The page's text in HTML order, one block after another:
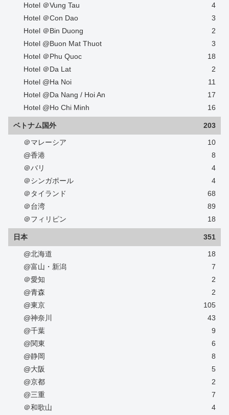
Hotel ＠Vung Tau
4
Hotel ＠Con Dao
3
Hotel ＠Bin Duong
2
Hotel @Buon Mat Thuot
3
Hotel ＠Phu Quoc
18
Hotel ＠Da Lat
2
Hotel @Ha Noi
11
Hotel @Da Nang / Hoi An
17
Hotel @Ho Chi Minh
16
ベトナム国外 203
＠マレーシア
10
@香港
8
＠バリ
4
＠シンガポール
4
＠タイランド
68
＠台湾
89
＠フィリピン
18
日本 351
@北海道
18
@富山・新潟
7
＠愛知
2
@青森
2
@東京
105
@神奈川
43
@千葉
9
@関東
6
@静岡
8
@大阪
5
@京都
2
@三重
7
＠和歌山
4